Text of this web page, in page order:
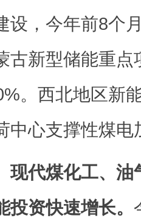
设，今年前8个
古新型储能重点
。西北地区新
中心支撑性煤电
现代煤化工、油
资快速增长。